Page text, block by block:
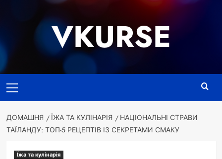
VKURSE
меню
ДОМАШНЯ ЇЖА ТА КУЛІНАРІЯ
НАЦІОНАЛЬНІ СТРАВИ
ТАЇЛАНДУ: ТОП-5 РЕЦЕПТІВ ІЗ СЕКРЕТАМИ СМАКУ
Їжа та кулінарія